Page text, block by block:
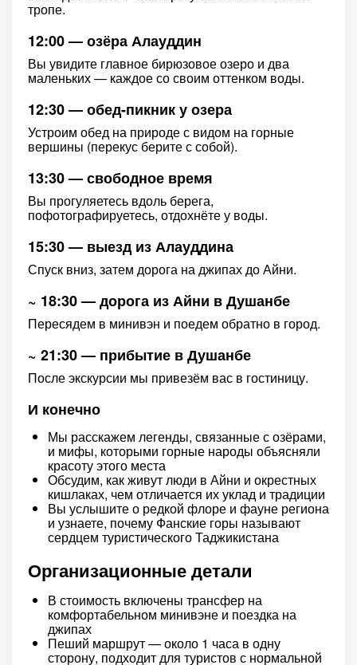
тропе.
12:00 — озёра Алауддин
Вы увидите главное бирюзовое озеро и два
маленьких — каждое со своим оттенком воды.
12:30 — обед-пикник у озера
Устроим обед на природе с видом на горные
вершины (перекус берите с собой).
13:30 — свободное время
Вы прогуляетесь вдоль берега,
пофотографируетесь, отдохнёте у воды.
15:30 — выезд из Алауддина
Спуск вниз, затем дорога на джипах до Айни.
~ 18:30 — дорога из Айни в Душанбе
Пересядем в минивэн и поедем обратно в город.
~ 21:30 — прибытие в Душанбе
После экскурсии мы привезём вас в гостиницу.
И конечно
Мы расскажем легенды, связанные с озёрами,
и мифы, которыми горные народы объясняли
красоту этого места
Обсудим, как живут люди в Айни и окрестных
кишлаках, чем отличается их уклад и традиции
Вы услышите о редкой флоре и фауне региона
и узнаете, почему Фанские горы называют
сердцем туристического Таджикистана
Организационные детали
В стоимость включены трансфер на
комфортабельном минивэне и поездка на
джипах
Пеший маршрут — около 1 часа в одну
сторону, подходит для туристов с нормальной